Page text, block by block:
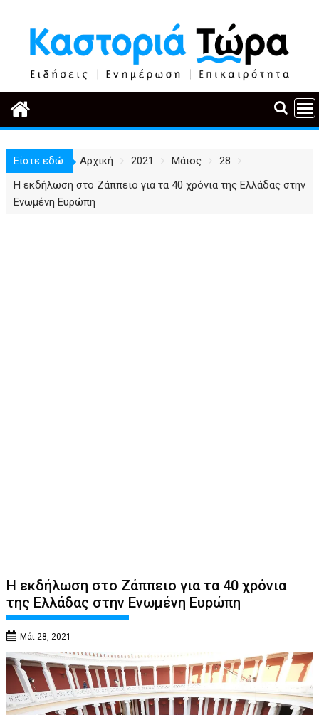
περιεχόμενο
Είστε εδώ: Αρχική 2021 Μάιος
28
Η εκδήλωση στο Ζάππειο για τα 40 χρόνια της Ελλάδας στην
Ενωμένη Ευρώπη
Η εκδήλωση στο Ζάππειο για τα 40 χρόνια
της Ελλάδας στην Ενωμένη Ευρώπη
Μάι 28, 2021